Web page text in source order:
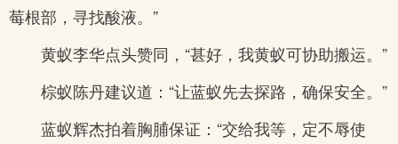
莓根部，寻找酸液。”
黄蚁李华点头赞同，“甚好，我黄蚁可协助搬运。”
棕蚁陈丹建议道：“让蓝蚁先去探路，确保安全。”
蓝蚁辉杰拍着胸脯保证：“交给我等，定不辱使